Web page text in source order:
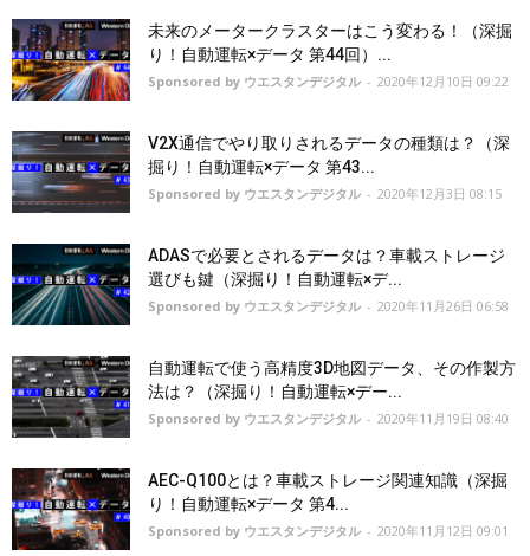
未来のメータークラスターはこう変わる！（深掘
り！自動運転×データ 第44回）...
Sponsored by ウエスタンデジタル - 2020年12月10日 09:22
V2X通信でやり取りされるデータの種類は？（深
掘り！自動運転×データ 第43...
Sponsored by ウエスタンデジタル - 2020年12月3日 08:15
ADASで必要とされるデータは？車載ストレージ
選びも鍵（深掘り！自動運転×デ...
Sponsored by ウエスタンデジタル - 2020年11月26日 06:58
自動運転で使う高精度3D地図データ、その作製方
法は？（深掘り！自動運転×デー...
Sponsored by ウエスタンデジタル - 2020年11月19日 08:40
AEC-Q100とは？車載ストレージ関連知識（深掘
り！自動運転×データ 第4...
Sponsored by ウエスタンデジタル - 2020年11月12日 09:01